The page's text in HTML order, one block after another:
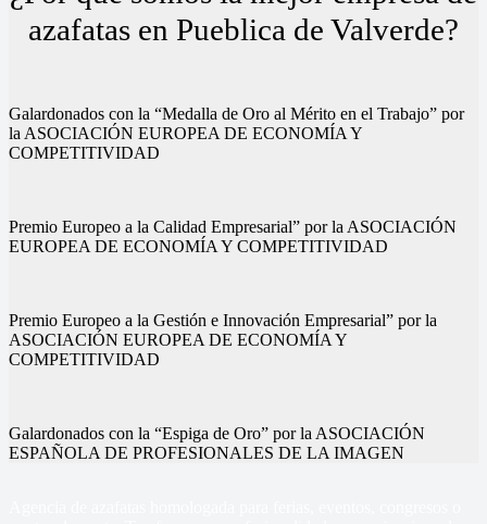
azafatas en Pueblica de Valverde?
Galardonados con la “Medalla de Oro al Mérito en el Trabajo” por
la ASOCIACIÓN EUROPEA DE ECONOMÍA Y
COMPETITIVIDAD
Premio Europeo a la Calidad Empresarial” por la ASOCIACIÓN
EUROPEA DE ECONOMÍA Y COMPETITIVIDAD
Premio Europeo a la Gestión e Innovación Empresarial” por la
ASOCIACIÓN EUROPEA DE ECONOMÍA Y
COMPETITIVIDAD
Galardonados con la “Espiga de Oro” por la ASOCIACIÓN
ESPAÑOLA DE PROFESIONALES DE LA IMAGEN